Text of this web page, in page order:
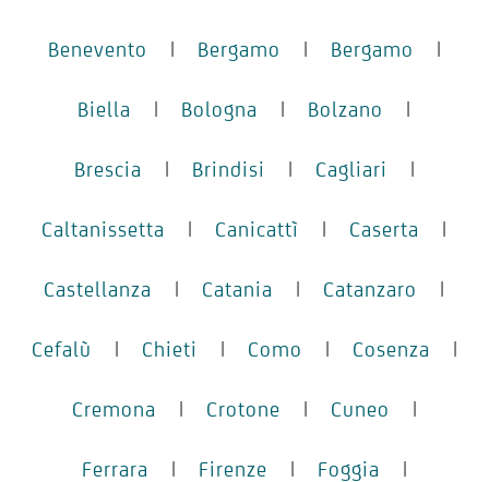
Benevento | Bergamo | Bergamo |
Biella | Bologna | Bolzano |
Brescia | Brindisi | Cagliari |
Caltanissetta | Canicattì | Caserta |
Castellanza | Catania | Catanzaro |
Cefalù | Chieti | Como | Cosenza |
Cremona | Crotone | Cuneo |
Ferrara | Firenze | Foggia |